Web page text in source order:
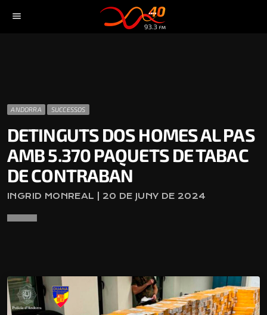
menu
ANDORRA SUCCESSOS
DETINGUTS DOS HOMES AL PAS
AMB 5.370 PAQUETS DE TABAC
DE CONTRABAN
INGRID MONREAL | 20 DE JUNY DE 2024